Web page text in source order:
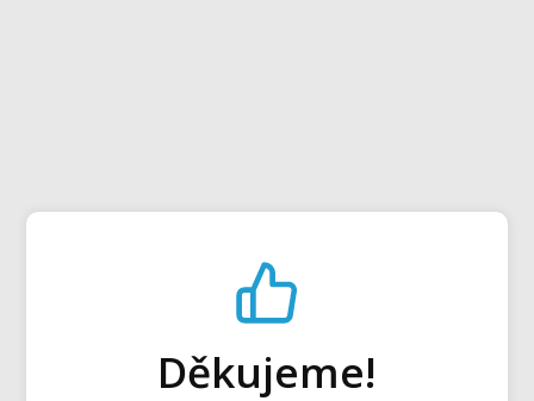
Děkujeme!